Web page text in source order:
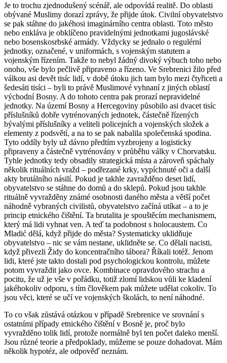
Je to trochu zjednodušený scénář, ale odpovídá realitě. Do oblasti
obývané Muslimy dorazí zprávy, že přijde útok. Civilní obyvatelstvo
se pak stáhne do jakéhosi imaginárního centra oblasti. Toto město
nebo enkláva je obklíčeno pravidelnými jednotkami jugoslávské
nebo bosenskosrbské armády. Vždycky se jednalo o regulérní
jednotky, označené, v uniformách, s vojenským statutem a
vojenským řízením. Takže to nebyl žádný divoký výbuch toho nebo
onoho, vše bylo pečlivě připraveno a řízeno. Ve Srebrenici žilo před
válkou asi devět tisíc lidí, v době útoku jich tam bylo mezi čtyřiceti a
šedesáti tisíci – byli to právě Muslimové vyhnaní z jiných oblastí
východní Bosny. A do tohoto centra pak prorazí nepravidelné
jednotky. Na území Bosny a Hercegoviny působilo asi dvacet tisíc
příslušníků dobře vytrénovaných jednotek, částečně řízených
bývalými příslušníky a veliteli policejních a vojenských složek a
elementy z podsvětí, a na to se pak nabalila společenská spodina.
Tyto oddíly byly už dávno předtím vyzbrojeny a logisticky
připraveny a částečně vytrénovány v průběhu války v Chorvatsku.
Tyhle jednotky tedy obsadily strategická místa a zároveň spáchaly
několik rituálních vražd – podřezané krky, vypíchnuté oči a další
akty brutálního násilí. Pokud je takhle zavražděno deset lidí,
obyvatelstvo se stáhne do domů a do sklepů. Pokud jsou takhle
rituálně vyvražděny známé osobnosti daného města a větší počet
náhodně vybraných civilistů, obyvatelstvo začíná utíkat – a to je
princip etnického čištění. Ta brutalita je spouštěcím mechanismem,
který má lidi vyhnat ven. A teď ta podobnost s holocaustem. Co
Mladić dělá, když přijde do města? Systematicky uklidňuje
obyvatelstvo – nic se vám nestane, uklidněte se. Co dělali nacisti,
když přivezli Židy do koncentračního tábora? Říkali totéž. Jenom
lidi, které jste takto dostali pod psychologickou kontrolu, můžete
potom vyvraždit jako ovce. Kombinace opravdového strachu a
pocitu, že už je vše v pořádku, totiž zlomí lidskou vůli ke kladení
jakéhokoliv odporu, s tím člověkem pak můžete udělat cokoliv. To
jsou věci, které se učí ve vojenských školách, to není náhodné.
To co však zůstává otázkou v případě Srebrenice ve srovnání s
ostatními případy etnického čištění v Bosně je, proč bylo
vyvražděno tolik lidí, protože normálně byl ten počet daleko menší.
Jsou různé teorie a předpoklady, můžeme se pouze dohadovat. Mám
několik hypotéz, ale odpověď neznám.